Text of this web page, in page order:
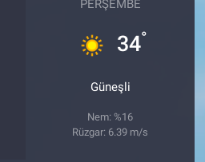
PERŞEMBE
34°
Güneşli
Nem: %16
Rüzgar: 6.39 m/s